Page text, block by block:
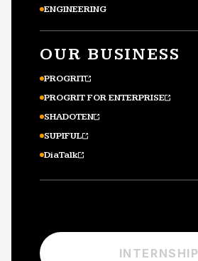
OUR BUSINESS
PROGRIT
PROGRIT FOR ENTERPRISE
SHADOTEN
SUPIFUL
DiaTalk
ENGINEERING
INTERNSHIP